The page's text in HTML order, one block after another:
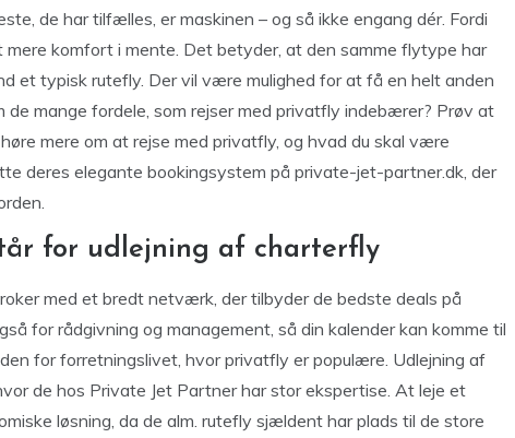
de har tilfælles, er maskinen – og så ikke engang dér. Fordi
komfort i mente. Det betyder, at den samme flytype har
et typisk rutefly. Der vil være mulighed for at få en helt anden
de mange fordele, som rejser med privatfly indebærer? Prøv at
mere om at rejse med privatfly, og hvad du skal være
deres elegante bookingsystem på private-jet-partner.dk, der
for udlejning af charterfly
med et bredt netværk, der tilbyder de bedste deals på
for rådgivning og management, så din kalender kan komme til
for forretningslivet, hvor privatfly er populære. Udlejning af
de hos Private Jet Partner har stor ekspertise. At leje et
løsning, da de alm. rutefly sjældent har plads til de store